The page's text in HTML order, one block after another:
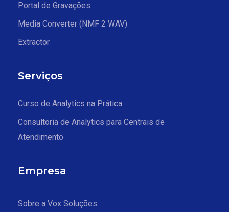
Portal de Gravações
Media Converter (NMF 2 WAV)
Extractor
Serviços
Curso de Analytics na Prática
Consultoria de Analytics para Centrais de
Atendimento
Empresa
Sobre a Vox Soluções